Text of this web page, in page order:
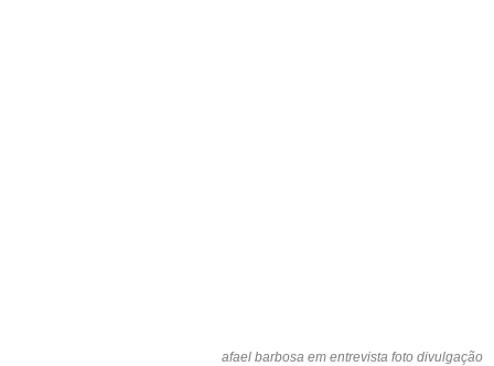
afael barbosa em entrevista foto divulgação